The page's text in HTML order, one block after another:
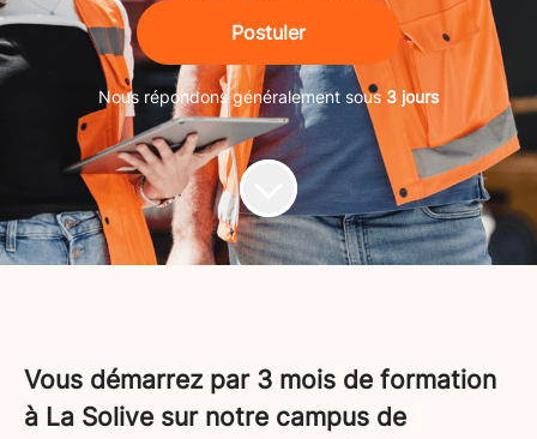
Postuler
Nous répondons généralement sous 3 jours
Vous démarrez par 3 mois de formation
à La Solive sur notre campus de